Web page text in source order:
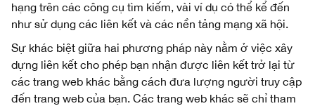
hạng trên các công cụ tìm kiếm, vài ví dụ có thể kể đến
như sử dụng các liên kết và các nền tảng mạng xã hội.
Sự khác biệt giữa hai phương pháp này nằm ở việc xây
dựng liên kết cho phép bạn nhận được liên kết trở lại từ
các trang web khác bằng cách đưa lượng người truy cập
đến trang web của bạn. Các trang web khác sẽ chỉ tham